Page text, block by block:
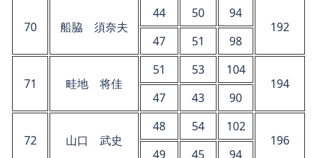
70 船脇 須奈夫
44 50
94
192
47
51 98
71 畦地 将佳
51 53
104
194
47
43 90
72 山口 武史
48 54
102
196
49
45 94